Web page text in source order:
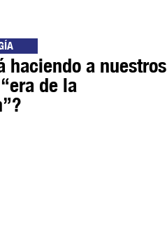
haciendo a nuestros
de la